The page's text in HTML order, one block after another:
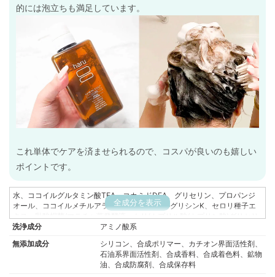
的には泡立ちも満足しています。
これ単体でケアを済ませられるので、コスパが良いのも嬉しい
ポイントです。
全成分を表示
水、ココイルグルタミン酸TEA、コカミドDEA、グリセリン、プロパンジ
オール、ココイルメチルアラニンNa、ココイルグリシンK、セロリ種子エ
ル、(カプロイル/ラウロイル)ラクチレートNa、クエン酸トリエチル、サピ
ギ発酵エキス、豆乳発酵液、ワカメエキス、アカモクエキス、スイカズラ
花エキス、加水分解シルク、加水分解コンキオリン、マテチャ葉エキス、
カボス果汁、アサイヤシ果実エキス、グアバ果実エキス、コーヒー種子エ
洗浄成分
アミノ酸系
無添加成分
シリコン、合成ポリマー、カチオン界面活性剤、
石油系界面活性剤、合成香料、合成着色料、鉱物
油、合成防腐剤、合成保存料